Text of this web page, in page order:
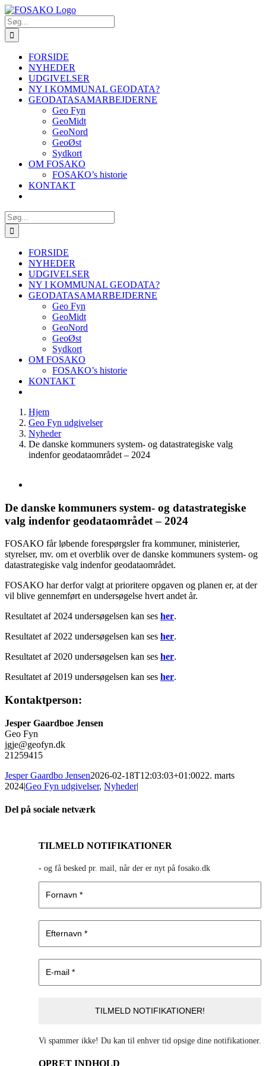
Skip
to
content
Søg
efter:
FORSIDE
NYHEDER
UDGIVELSER
NY I KOMMUNAL GEODATA?
GEODATASAMARBEJDERNE
Geo Fyn
GeoMidt
GeoNord
GeoØst
Sydkort
OM FOSAKO
FOSAKO’s historie
KONTAKT
Søg
efter:
FORSIDE
NYHEDER
UDGIVELSER
NY I KOMMUNAL GEODATA?
GEODATASAMARBEJDERNE
Geo Fyn
GeoMidt
GeoNord
GeoØst
Sydkort
OM FOSAKO
FOSAKO’s historie
KONTAKT
Hjem
Geo Fyn udgivelser
Nyheder
De danske kommuners system- og datastrategiske valg
indenfor geodataområdet – 2024
billede
De danske kommuners system- og datastrategiske
valg indenfor geodataområdet – 2024
FOSAKO får løbende forespørgsler fra kommuner, ministerier,
styrelser, mv. om et overblik over de danske kommuners system- og
datastrategiske valg indenfor geodataområdet.
FOSAKO har derfor valgt at prioritere opgaven og planen er, at der
vil blive gennemført en undersøgelse hvert andet år.
Resultatet af 2024 undersøgelsen kan ses her.
Resultatet af 2022 undersøgelsen kan ses her.
Resultatet af 2020 undersøgelsen kan ses her.
Resultatet af 2019 undersøgelsen kan ses her.
Kontaktperson:
Jesper Gaardboe Jensen
Geo Fyn
jgje@geofyn.dk
21259415
Jesper Gaardbo Jensen2026-02-18T12:03:03+01:0022. marts
2024|Geo Fyn udgivelser, Nyheder|
Del på sociale netværk
TILMELD NOTIFIKATIONER
- og få besked pr. mail, når der er nyt på fosako.dk
Vi spammer ikke! Du kan til enhver tid opsige dine notifikationer.
OPRET INDHOLD